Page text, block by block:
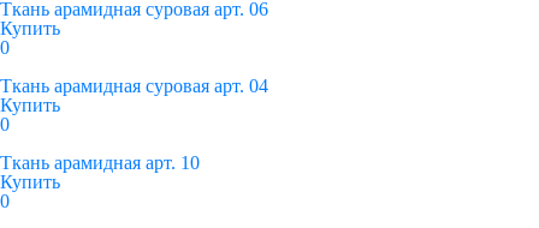
Ткань арамидная суровая арт. 06
Купить
0
Ткань арамидная суровая арт. 04
Купить
0
Ткань арамидная арт. 10
Купить
0